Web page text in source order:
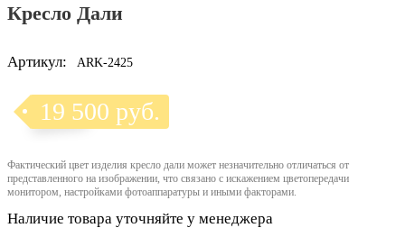
Кресло Дали
Артикул: ARK-2425
19 500 руб.
Фактический цвет изделия кресло дали может незначительно отличаться от
представленного на изображении, что связано с искажением цветопередачи
монитором, настройками фотоаппаратуры и иными факторами.
Наличие товара уточняйте у менеджера